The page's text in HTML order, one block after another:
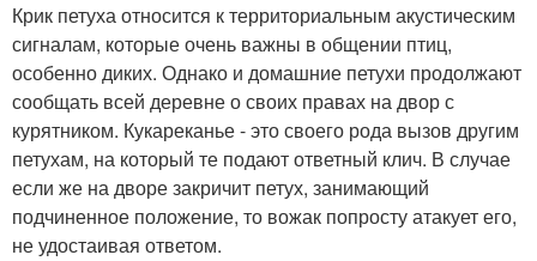
Крик петуха относится к территориальным акустическим
сигналам, которые очень важны в общении птиц,
особенно диких. Однако и домашние петухи продолжают
сообщать всей деревне о своих правах на двор с
курятником. Кукареканье - это своего рода вызов другим
петухам, на который те подают ответный клич. В случае
если же на дворе закричит петух, занимающий
подчиненное положение, то вожак попросту атакует его,
не удостаивая ответом.